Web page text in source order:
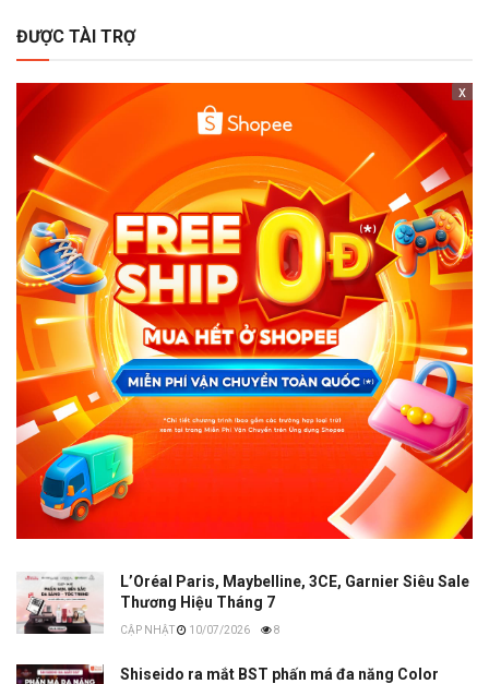
ĐƯỢC TÀI TRỢ
x
L’Oréal Paris, Maybelline, 3CE, Garnier Siêu Sale
Thương Hiệu Tháng 7
10/07/2026 8
Shiseido ra mắt BST phấn má đa năng Color